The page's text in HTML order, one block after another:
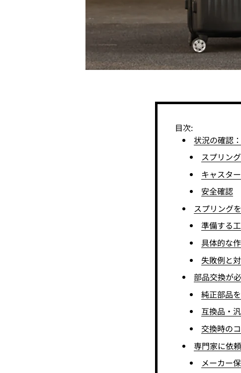
目次:
状況の確認
スプリン
キャスタ
安全確認
スプリング
準備する
具体的な
失敗例と
部品交換が
純正部品
互換品・
交換時の
専門家に依
メーカー